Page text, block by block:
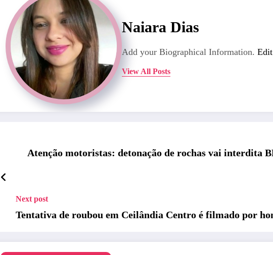
Naiara Dias
Add your Biographical Information.
View All Posts
Atenção motoristas: detonação de rochas vai interdita
Next post
Tentativa de roubou em Ceilândia Centro é filmado por